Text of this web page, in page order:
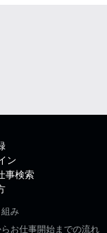
ン
事検索
み
お仕事開始までの流れ